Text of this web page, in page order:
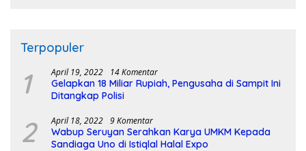
Terpopuler
1 April 19, 2022 14 Komentar
Gelapkan 18 Miliar Rupiah, Pengusaha di Sampit Ini
Ditangkap Polisi
2 April 18, 2022 9 Komentar
Wabup Seruyan Serahkan Karya UMKM Kepada
Sandiaga Uno di Istiqlal Halal Expo